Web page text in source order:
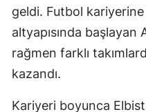
geldi. Futbol kariyerine
altyapısında başlayan
rağmen farklı
kazandı.
Kariyeri boyunca